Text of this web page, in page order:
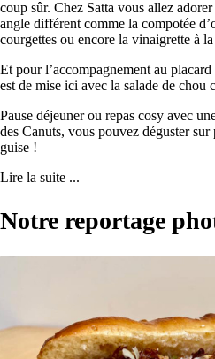
coup sûr. Chez Satta vous allez
angle différent comme la compotée
courgettes ou encore la vinaigrette à
Et pour l’accompagnement au
est de mise ici avec la salade de chou
Pause déjeuner ou repas cosy avec
des Canuts, vous pouvez déguster
guise !
Lire la suite ...
Notre reportage